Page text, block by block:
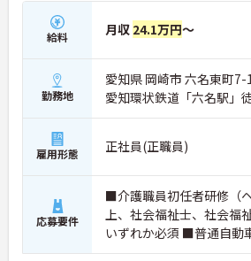
給料 月収 24.1万円～
勤務地
愛知県 岡崎市 六名東町7-1
愛知環状鉄道「六名駅」
雇用形態 正社員(正職員)
応募要件
■介護職員初任者研修（
上、社会福祉士、社会福
いずれか必須 ■普通自動
定可）必須